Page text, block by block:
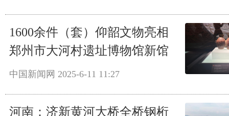
1600余件（套）仰韶文物亮相
郑州市大河村遗址博物馆新馆
中国新闻网 2025-6-11 11:27
河南：济新黄河大桥全桥钢桁